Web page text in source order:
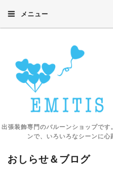
メニュー
出張装飾専門のバルーンショップで
ンで、いろいろなシーンに
おしらせ＆ブログ